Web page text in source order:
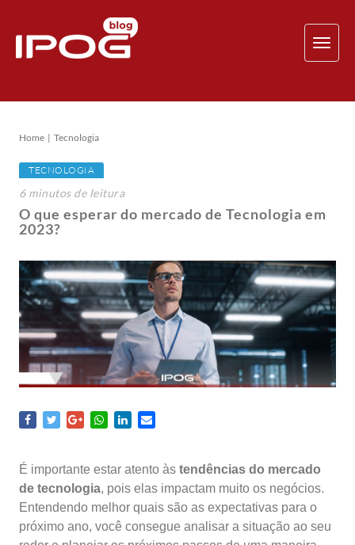
Home Tecnologia
TECNOLOGIA
6 minutosde leitura
O que esperar do mercado de Tecnologia em
2023?
É importante estar atento às tendências do mercado
de tecnologia, pois elas impactam muito os negócios.
Entendendo melhor quais são as expectativas para o
próximo ano, você consegue analisar a situação ao seu